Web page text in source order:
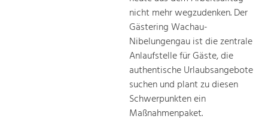
nicht mehr wegzudenken. Der
Gästering Wachau-
Nibelungengau ist die zentrale
Anlaufstelle für Gäste, die
authentische Urlaubsangebote
suchen und plant zu diesen
Schwerpunkten ein
Maßnahmenpaket.